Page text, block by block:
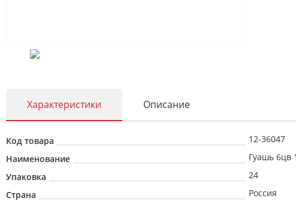
Характеристики Описание
Код товара
12-36047
Наименование
Гуашь 6цв
Упаковка
24
Страна
Россия